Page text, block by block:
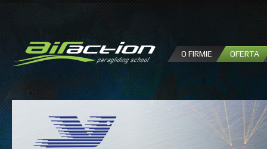
O FIRMIE OFERTA